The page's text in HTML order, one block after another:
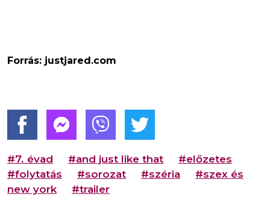
Forrás: justjared.com
#7. évad #and just like that
#előzetes
#folytatás
#sorozat #széria
#szex és
new york
#trailer